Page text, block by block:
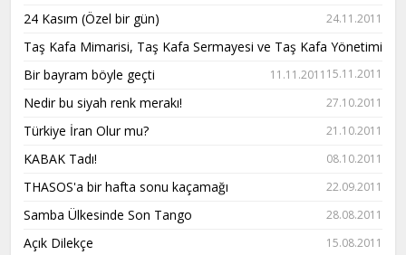
24 Kasım (Özel bir gün) 24.11.2011
Taş Kafa Mimarisi, Taş Kafa Sermayesi ve Taş Kafa Yönetimi
15.11.2011
Bir bayram böyle geçti 11.11.2011
Nedir bu siyah renk merakı! 27.10.2011
Türkiye İran Olur mu? 21.10.2011
KABAK Tadı! 08.10.2011
THASOS'a bir hafta sonu kaçamağı 22.09.2011
Samba Ülkesinde Son Tango 28.08.2011
Açık Dilekçe 15.08.2011